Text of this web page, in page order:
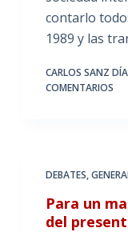
contarlo
1989 y las
CARLOS SANZ
COMENTARIOS
DEBATES,
Para un
del